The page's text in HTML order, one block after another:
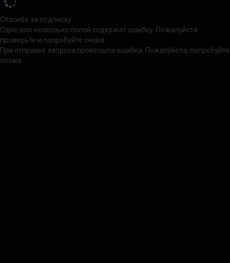
Спасибо за подписку.
Одно или несколько полей содержат ошибку. Пожалуйста
проверьте и попробуйте снова.
При отправке запроса произошла ошибка. Пожалуйста, попробуйте
позже.